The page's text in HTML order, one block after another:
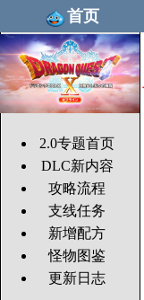
首页
2.0专题首页
DLC新内容
攻略流程
支线任务
新增配方
怪物图鉴
更新日志